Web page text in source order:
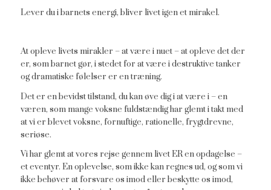
Lever du i barnets energi, bliver livet igen et mirakel.
At opleve livets mirakler – at være i nuet – at opleve det der
er, som barnet gør, i stedet for at være i destruktive tanker
og dramatiske følelser er en træning.
Det er en bevidst tilstand, du kan øve dig i at være i – en
væren, som mange voksne fuldstændig har glemt i takt med
at vi er blevet voksne, fornuftige, rationelle, frygtdrevne,
seriøse.
Vi har glemt at vores rejse gennem livet ER en opdagelse –
et eventyr. En oplevelse, som ikke kan regnes ud, og som vi
ikke behøver at forsvare os imod eller beskytte os imod,